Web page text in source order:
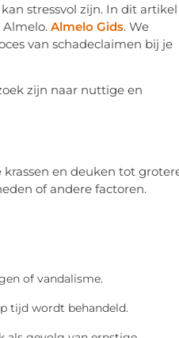
stressvol zijn. In dit artikel
Almelo Gids. We
van schadeclaimen bij je
zijn naar nuttige en
en deuken tot
of andere factoren.
of vandalisme.
tijd wordt behandeld.